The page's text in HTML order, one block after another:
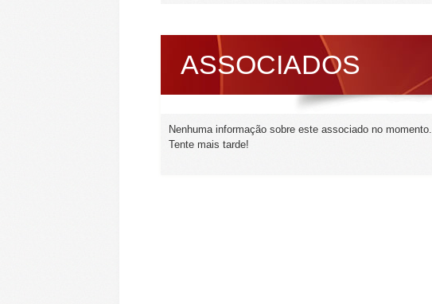
ASSOCIADOS
Nenhuma informação sobre este associado no momento.
Tente mais tarde!